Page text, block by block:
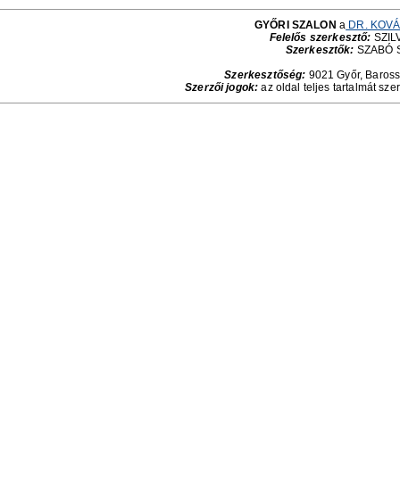
GYŐRI SZALON a DR.
Felelős szerkesztő:
Szerkesztők: SZABÓ
Szerkesztőség: 9021 Győr,
Szerzői jogok: az oldal teljes tartalmát